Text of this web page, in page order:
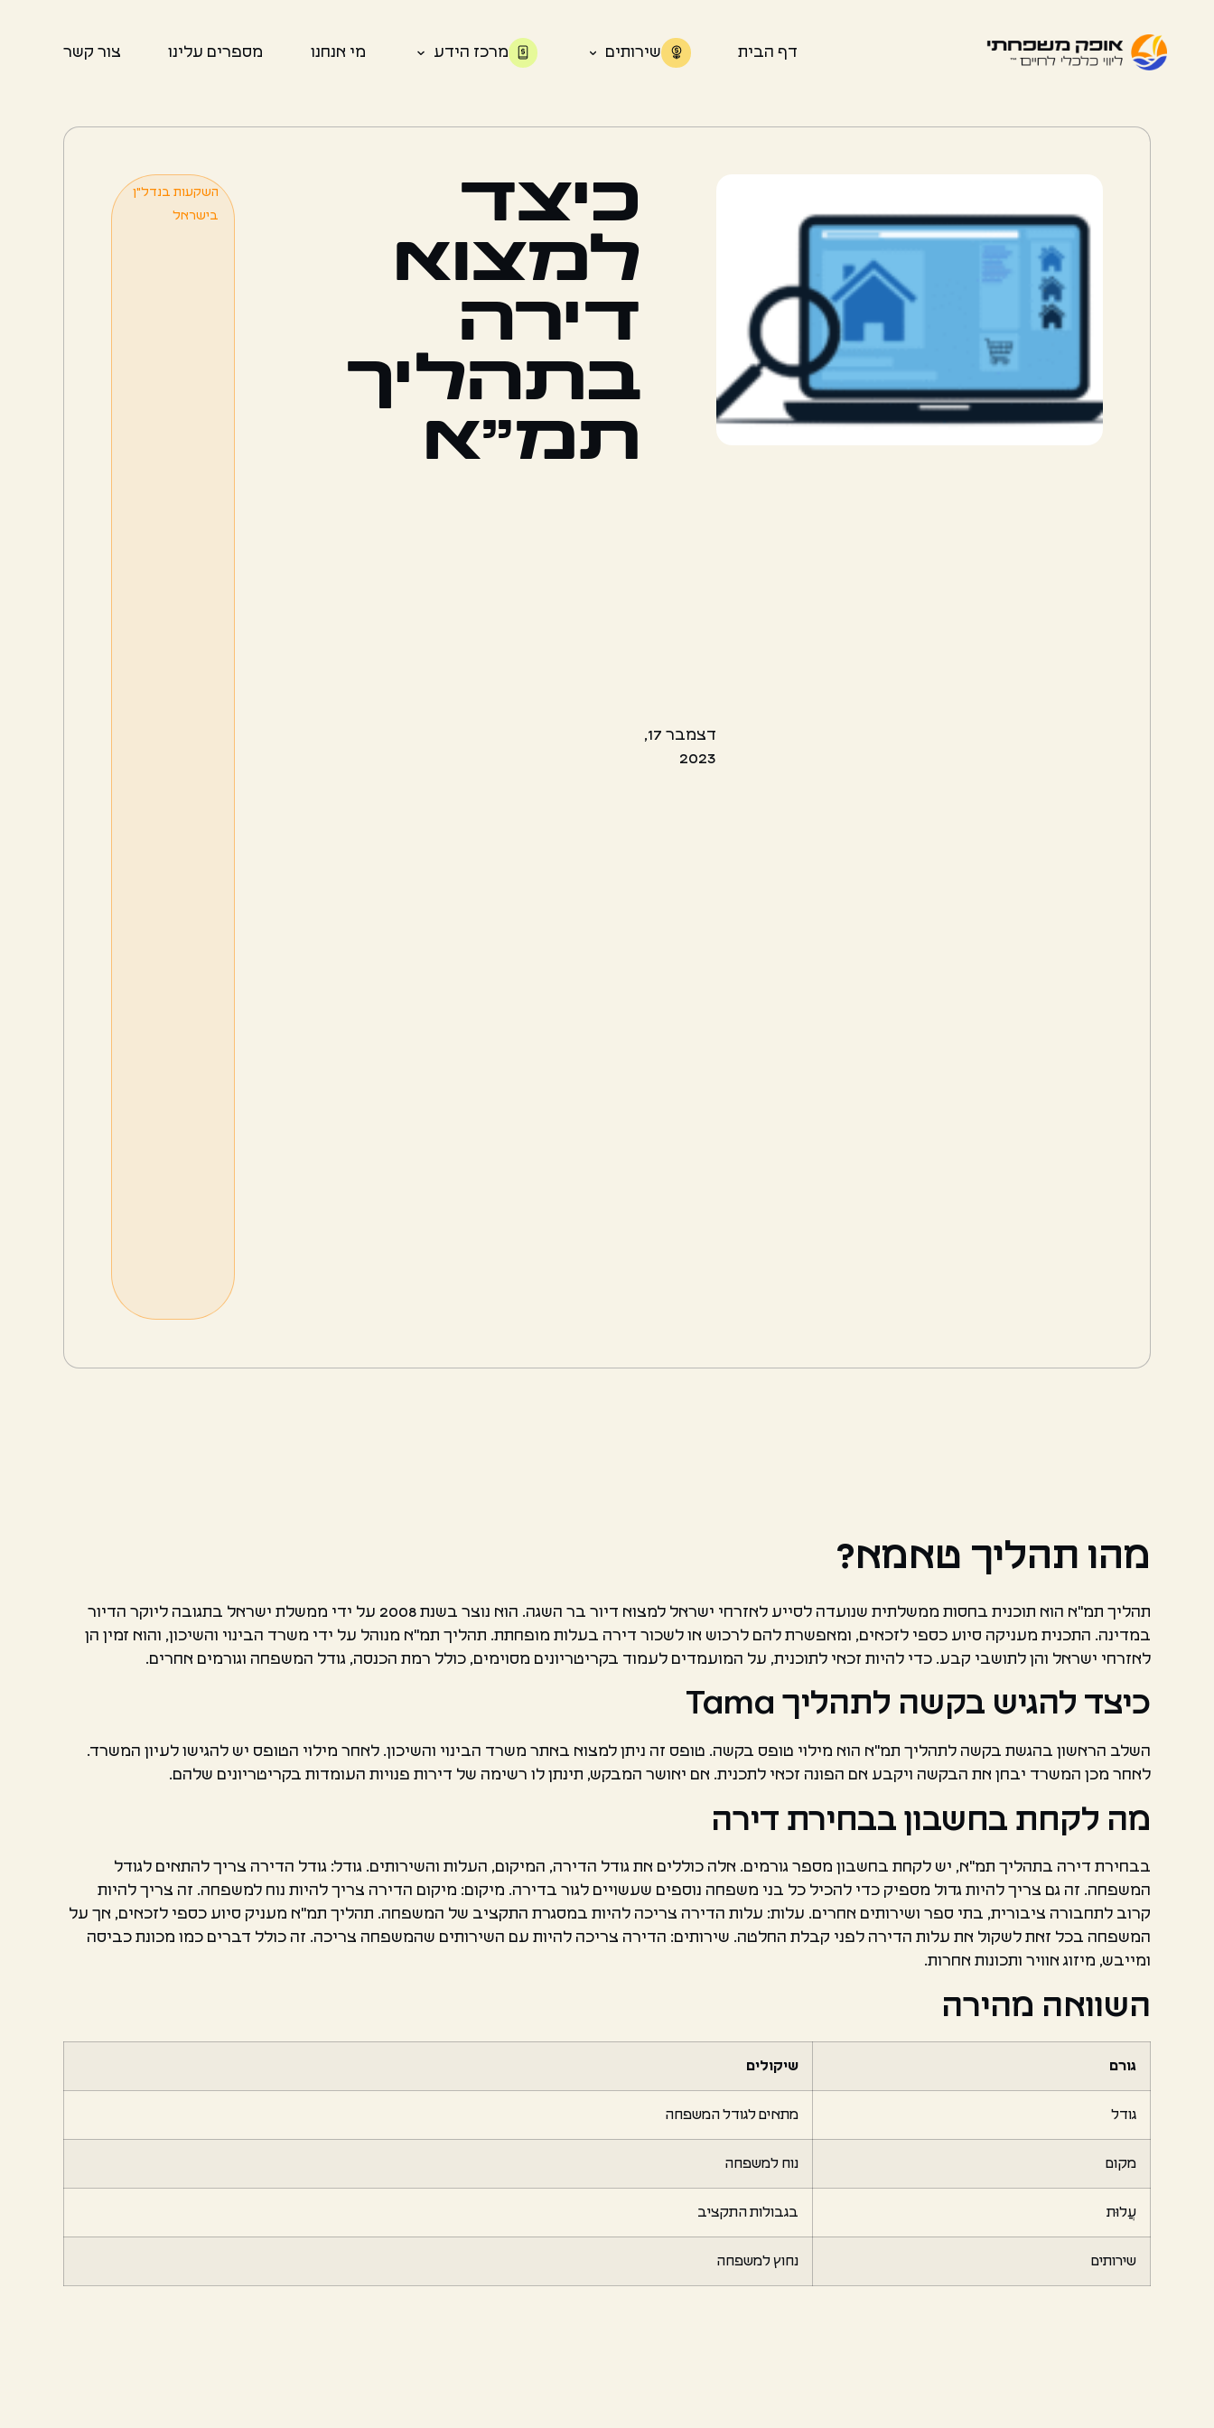
דף הבית שירותים מרכז הידע מי אנחנו מספרים עלינו צור קשר
דצמבר 17,
2023
כיצד
למצוא
דירה
בתהליך
תמ"א
השקעות בנדל"ן
בישראל
מהו תהליך טאמא?
תהליך תמ"א הוא תוכנית בחסות ממשלתית שנועדה לסייע לאזרחי ישראל למצוא דיור בר השגה. הוא נוצר בשנת 2008 על ידי ממשלת ישראל בתגובה ליוקר הדיור
במדינה. התכנית מעניקה סיוע כספי לזכאים, ומאפשרת להם לרכוש או לשכור דירה בעלות מופחתת. תהליך תמ"א מנוהל על ידי משרד הבינוי והשיכון, והוא זמין הן
לאזרחי ישראל והן לתושבי קבע. כדי להיות זכאי לתוכנית, על המועמדים לעמוד בקריטריונים מסוימים, כולל רמת הכנסה, גודל המשפחה וגורמים אחרים.
כיצד להגיש בקשה לתהליך Tama
השלב הראשון בהגשת בקשה לתהליך תמ"א הוא מילוי טופס בקשה. טופס זה ניתן למצוא באתר משרד הבינוי והשיכון. לאחר מילוי הטופס יש להגישו לעיון המשרד.
לאחר מכן המשרד יבחן את הבקשה ויקבע אם הפונה זכאי לתכנית. אם יאושר המבקש, תינתן לו רשימה של דירות פנויות העומדות בקריטריונים שלהם.
מה לקחת בחשבון בבחירת דירה
בבחירת דירה בתהליך תמ"א, יש לקחת בחשבון מספר גורמים. אלה כוללים את גודל הדירה, המיקום, העלות והשירותים. גודל: גודל הדירה צריך להתאים לגודל
המשפחה. זה גם צריך להיות גדול מספיק כדי להכיל כל בני משפחה נוספים שעשויים לגור בדירה. מיקום: מיקום הדירה צריך להיות נוח למשפחה. זה צריך להיות
קרוב לתחבורה ציבורית, בתי ספר ושירותים אחרים. עלות: עלות הדירה צריכה להיות במסגרת התקציב של המשפחה. תהליך תמ"א מעניק סיוע כספי לזכאים, אך על
המשפחה בכל זאת לשקול את עלות הדירה לפני קבלת החלטה. שירותים: הדירה צריכה להיות עם השירותים שהמשפחה צריכה. זה כולל דברים כמו מכונת כביסה
ומייבש, מיזוג אוויר ותכונות אחרות.
השוואה מהירה
גורם שיקולים
גודל מתאים לגודל המשפחה
מקום נוח למשפחה
עֲלוּת בגבולות התקציב
שירותים נחוץ למשפחה